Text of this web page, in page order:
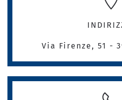
Via Firenze, 51 -